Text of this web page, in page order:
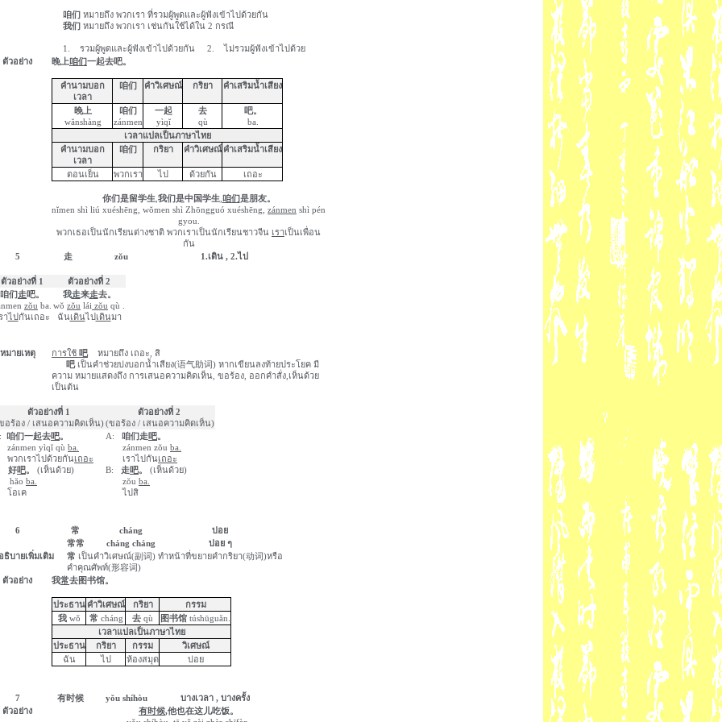
咱们 หมายถึง พวกเรา ที่รวมผู้พูดและผู้ฟังเข้าไปด้วยกัน
我们 หมายถึง พวกเรา เช่นกันใช้ได้ใน 2 กรณี
1. รวมผู้พูดและผู้ฟังเข้าไปด้วยกัน 2.ไม่รวมผู้ฟังเข้าไปด้วย
ตัวอย่าง
晚上咱们一起去吧。
คำนามบอก
เวลา
咱们 คำวิเศษณ์ กริยา คำเสริมน้ำเสียง
晚上
wănshàng
咱们
zánmen
一起
yìqĭ
去
qù
吧。
ba
เวลาแปลเป็นภาษาไทย
คำนามบอก
เวลา
咱们 กริยา คำวิเศษณ์ คำเสริมน้ำเสียง
ตอนเย็น พวกเรา ไป ด้วยกัน เถอะ
你们是留学生, 我们是中国学生, 咱们是朋友。
nĭmen shì liú xuéshēng wŏmen shì Zhōngguó xuéshēng zánmen shì pén
gyou
พวกเธอเป็นนักเรียนต่างชาติ พวกเราเป็นนักเรียนชาวจีน เราเป็นเพื่อน
กัน
5
走 zŏu 1.เดิน , 2.ไป
ตัวอย่างที่ 1
ตัวอย่างที่ 2
咱们走吧。
zŏu ba
าไป กันเถอะ
我走来走去。
wŏ zŏu lái zŏu qù
ฉันเดินไป เดินมา
หมายเหตุ การใช้ 吧 หมายถึง เถอะ สิ
吧 เป็นคำช่วยบ่งบอกน้ำเสียง(语气助词) หากเขียนลงท้ายประโยค มี
ความ หมายแสดงถึง การเสนอความคิดเห็น ขอร้อง ออกคำสั่ง เห็นด้วย
เป็นต้น
ตัวอย่างที่ 1
อร้อง / เสนอความคิดเห็น)
ตัวอย่างที่ 2
(ขอร้อง / เสนอความคิดเห็น)
咱们一起去吧。
zánmen yìqĭ qù ba
พวกเราไปด้วยกันเถอะ
好吧。 (เห็นด้วย)
hăo ba
โอเค
A: 咱们走吧。
zánmen zŏu ba
เราไปกันเถอะ
B:
走吧。 (เห็นด้วย)
zŏu ba
ไปสิ
6 常 cháng
บ่อย
常常
cháng cháng
บ่อย ๆ
ธิบายเพิ่มเติม
常 เป็นคำวิเศษณ์(副词) ทำหน้าที่ขยายคำกริยา(动词)หรือ
คำคุณศัพท์(形容词)
ตัวอย่าง
我常去图书馆。
ประธาน คำวิเศษณ์ กริยา
กรรม
我 wǒ 常 cháng 去 qù 图书馆 túshūguăn
เวลาแปลเป็นภาษาไทย
ประธาน
กริยา กรรม
วิเศษณ์
ฉัน
ไป ห้องสมุด บ่อย
7 有时候 yǒu shíhòu บางเวลา , บางครั้ง
ตัวอย่าง
有时候,他也在这儿吃饭。